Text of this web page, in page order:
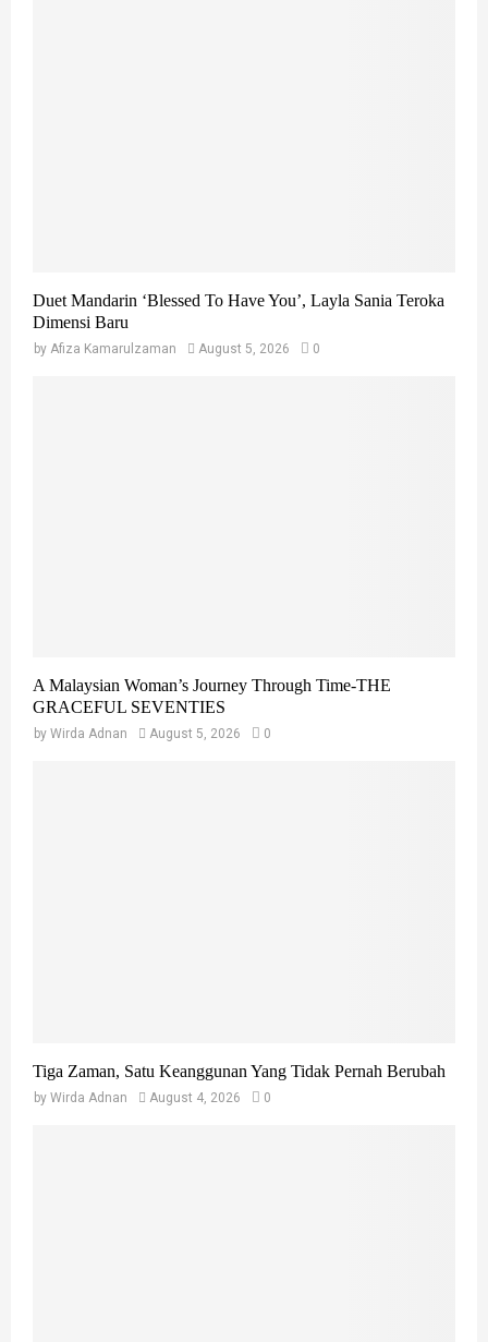
Duet Mandarin ‘Blessed To Have You’, Layla Sania Teroka
Dimensi Baru
by Afiza Kamarulzaman August 5, 2026 0
A Malaysian Woman’s Journey Through Time-THE
GRACEFUL SEVENTIES
by Wirda Adnan August 5, 2026 0
Tiga Zaman, Satu Keanggunan Yang Tidak Pernah Berubah
by Wirda Adnan August 4, 2026 0